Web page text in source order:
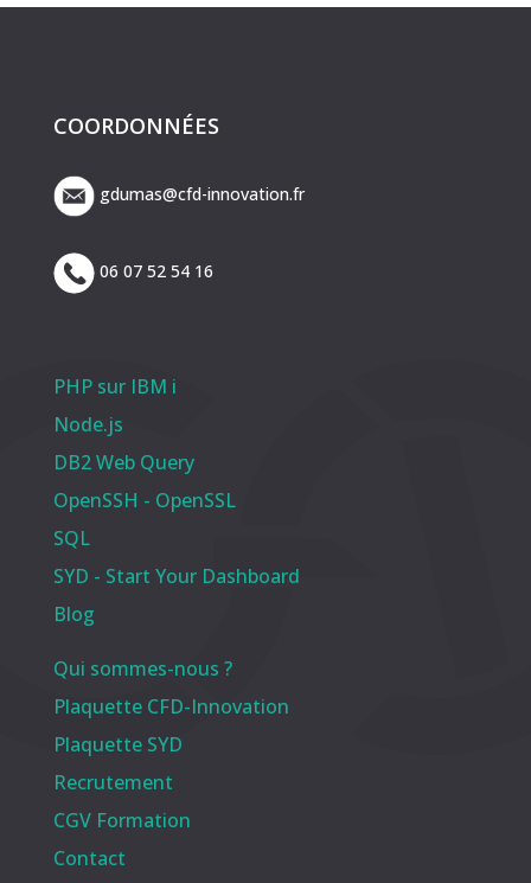
COORDONNÉES
gdumas@cfd-innovation.fr
06 07 52 54 16
PHP sur IBM i
Node.js
DB2 Web Query
OpenSSH - OpenSSL
SQL
SYD - Start Your Dashboard
Blog
Qui sommes-nous ?
Plaquette CFD-Innovation
Plaquette SYD
Recrutement
CGV Formation
Contact